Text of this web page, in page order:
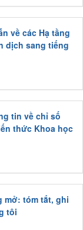
về các Hạ tầng
dịch sang tiếng
tin về chỉ số
thức Khoa học
mở: tóm tắt, ghi
tôi